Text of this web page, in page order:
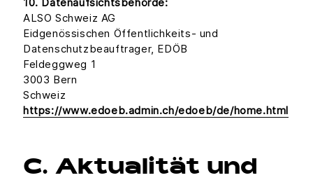
ALSO Schweiz AG
Eidgenössischen Öffentlichkeits- und
Datenschutzbeauftrager, EDÖB
Feldeggweg 1
3003 Bern
Schweiz
https://www.edoeb.admin.ch/edoeb/de/home.html
C. Aktualität und